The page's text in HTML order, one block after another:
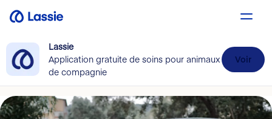
Lassie
Application gratuite de soins pour animaux
de compagnie
Voir